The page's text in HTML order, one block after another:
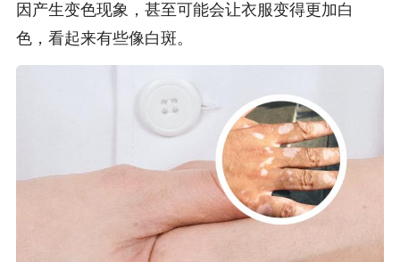
因产生变色现象，甚至可能会让衣服变得更加白
色，看起来有些像白斑。